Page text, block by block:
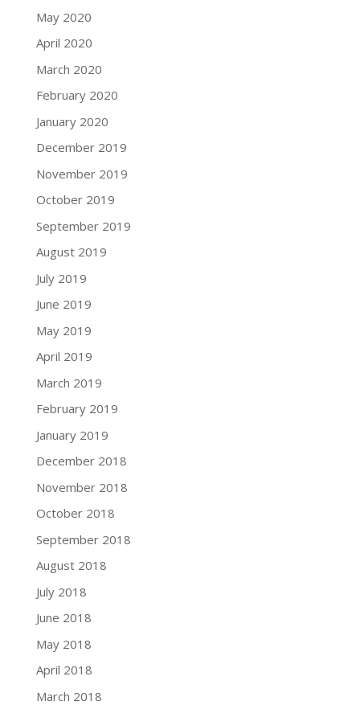
May 2020
April 2020
March 2020
February 2020
January 2020
December 2019
November 2019
October 2019
September 2019
August 2019
July 2019
June 2019
May 2019
April 2019
March 2019
February 2019
January 2019
December 2018
November 2018
October 2018
September 2018
August 2018
July 2018
June 2018
May 2018
April 2018
March 2018